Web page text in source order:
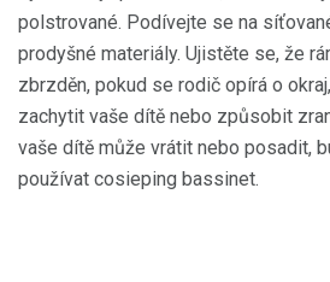
polstrované. Podívejte se na
prodyšné materiály. Ujistěte se, že
zbrzděn, pokud se rodič opírá o
zachytit vaše dítě nebo způsobit
vaše dítě může vrátit nebo posadit,
používat cosieping bassinet.